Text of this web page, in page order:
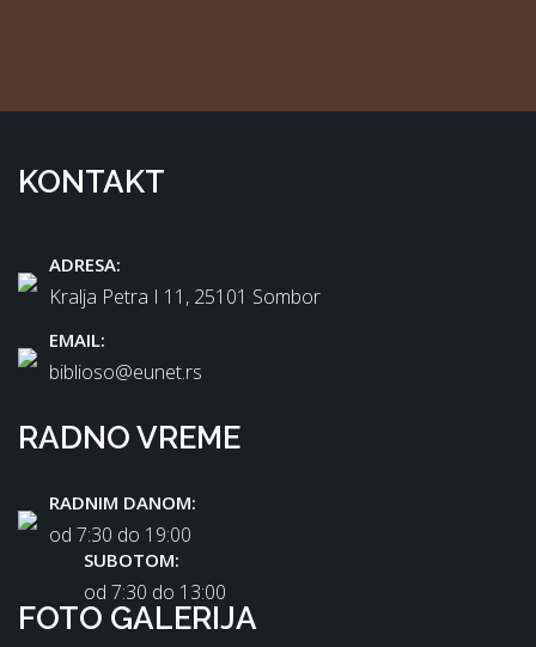
KONTAKT
ADRESA:
Kralja Petra I 11, 25101 Sombor
EMAIL:
biblioso@eunet.rs
RADNO VREME
RADNIM DANOM:
od 7:30 dо 19:00
SUBOTOM:
od 7:30 dо 13:00
FOTO GALERIJA